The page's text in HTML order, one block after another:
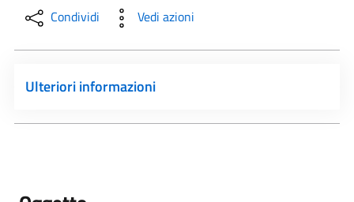
Condividi Vedi azioni
Ulteriori informazioni